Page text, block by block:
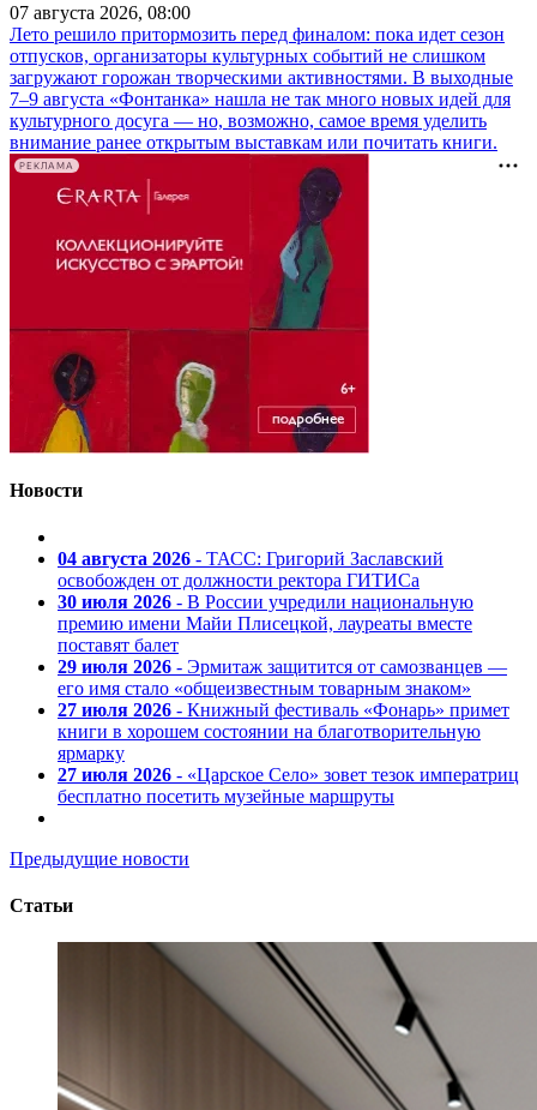
07 августа 2026, 08:00
Лето решило притормозить перед финалом: пока идет сезон
отпусков, организаторы культурных событий не слишком
загружают горожан творческими активностями. В выходные
7–9 августа «Фонтанка» нашла не так много новых идей для
культурного досуга — но, возможно, самое время уделить
внимание ранее открытым выставкам или почитать книги.
РЕКЛАМА
Новости
04 августа 2026 - ТАСС: Григорий Заславский
освобожден от должности ректора ГИТИСа
30 июля 2026 - В России учредили национальную
премию имени Майи Плисецкой, лауреаты вместе
поставят балет
29 июля 2026 - Эрмитаж защитится от самозванцев —
его имя стало «общеизвестным товарным знаком»
27 июля 2026 - Книжный фестиваль «Фонарь» примет
книги в хорошем состоянии на благотворительную
ярмарку
27 июля 2026 - «Царское Село» зовет тезок императриц
бесплатно посетить музейные маршруты
Предыдущие новости
Статьи